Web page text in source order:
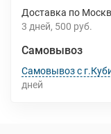
Доставка по
3 дней 500 руб.
Самовывоз
Самовывоз с
дней